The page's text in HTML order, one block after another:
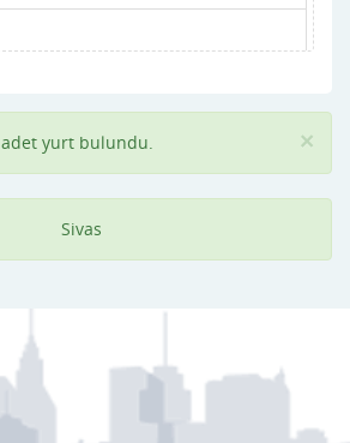
×
adet yurt bulundu.
Sivas